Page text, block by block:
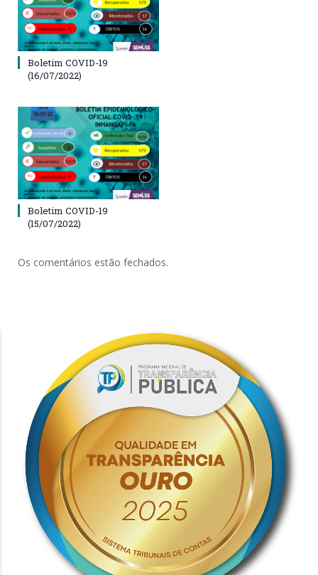
Boletim COVID-19
(16/07/2022)
Boletim COVID-19
(15/07/2022)
Os comentários estão fechados.